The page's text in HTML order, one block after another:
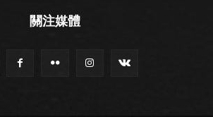
關注媒體